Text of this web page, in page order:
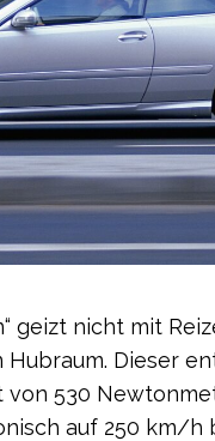
geizt nicht mit
Dieser
530
auf 250 km/h